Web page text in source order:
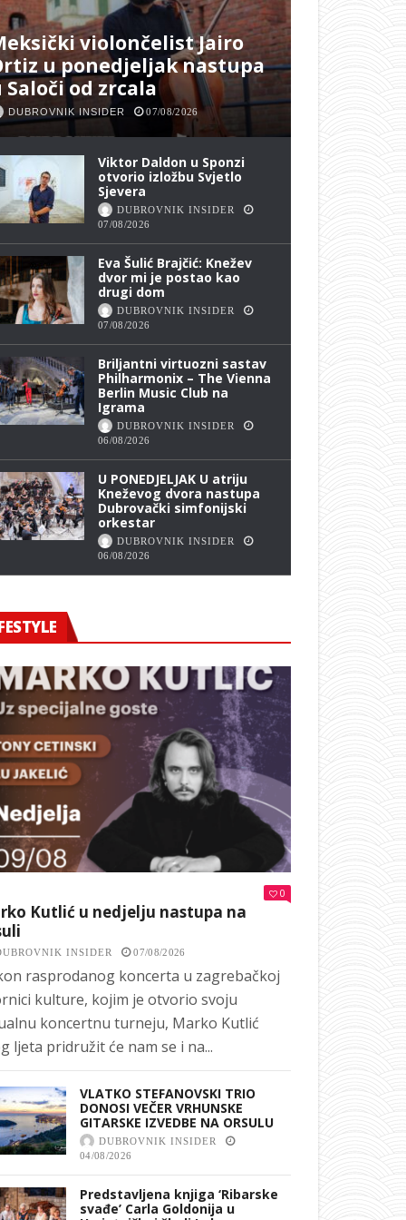
violončelist Jairo
u ponedjeljak nastupa
Saloči od zrcala
DUBROVNIK INSIDER 07/08/2026
Viktor Daldon u Sponzi
otvorio izložbu Svjetlo
Sjevera
DUBROVNIK INSIDER
07/08/2026
Eva Šulić Brajčić: Knežev
dvor mi je postao kao
drugi dom
DUBROVNIK INSIDER
07/08/2026
Briljantni virtuozni sastav
Philharmonix – The Vienna
Berlin Music Club na
Igrama
DUBROVNIK INSIDER
06/08/2026
U PONEDJELJAK U atriju
Kneževog dvora nastupa
Dubrovački simfonijski
orkestar
DUBROVNIK INSIDER
06/08/2026
0
Kutlić u nedjelju nastupa na
INSIDER 07/08/2026
rasprodanog koncerta u zagrebačkoj
kulture, kojim je otvorio svoju
koncertnu turneju, Marko Kutlić
ljeta pridružit će nam se i na...
VLATKO STEFANOVSKI TRIO
DONOSI VEČER VRHUNSKE
GITARSKE IZVEDBE NA ORSULU
DUBROVNIK INSIDER
04/08/2026
Predstavljena knjiga ‘Ribarske
svađe’ Carla Goldonija u